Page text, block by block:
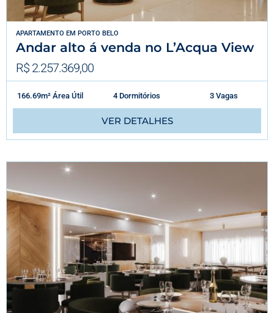
APARTAMENTO EM PORTO BELO
Andar alto á venda no L’Acqua View
R$ 2.257.369,00
166.69m² Área Útil 4 Dormitórios 3 Vagas
VER DETALHES